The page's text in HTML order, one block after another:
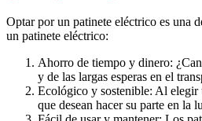
Optar por un patinete eléctrico es una
un patinete eléctrico:
Ahorro de tiempo y dinero:
y de las largas esperas en el
Ecológico y sostenible: Al elegir
que desean hacer su parte en la